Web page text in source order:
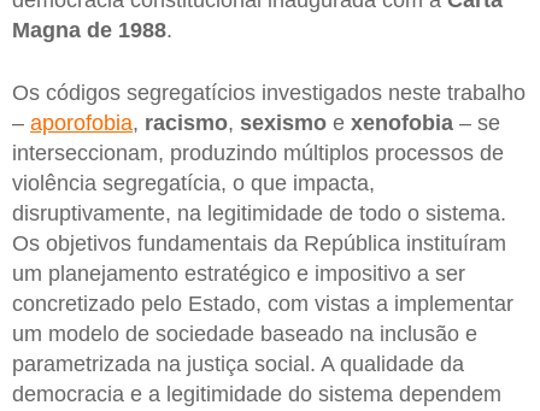
Magna de 1988.
Os códigos segregatícios investigados neste trabalho
– aporofobia, racismo, sexismo e xenofobia – se
interseccionam, produzindo múltiplos processos de
violência segregatícia, o que impacta,
disruptivamente, na legitimidade de todo o sistema.
Os objetivos fundamentais da República instituíram
um planejamento estratégico e impositivo a ser
concretizado pelo Estado, com vistas a implementar
um modelo de sociedade baseado na inclusão e
parametrizada na justiça social. A qualidade da
democracia e a legitimidade do sistema dependem